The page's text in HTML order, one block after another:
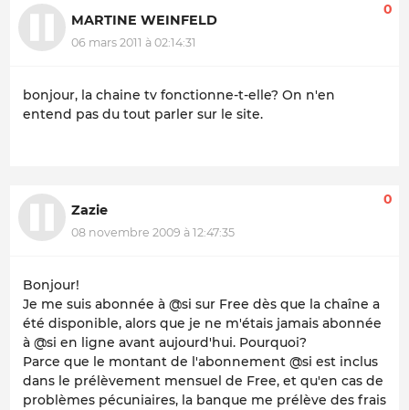
MARTINE WEINFELD
06 mars 2011 à 02:14:31
0
bonjour, la chaine tv fonctionne-t-elle? On n'en
entend pas du tout parler sur le site.
Zazie
08 novembre 2009 à 12:47:35
0
Bonjour!
Je me suis abonnée à @si sur Free dès que la chaîne a
été disponible, alors que je ne m'étais jamais abonnée
à @si en ligne avant aujourd'hui. Pourquoi?
Parce que le montant de l'abonnement @si est inclus
dans le prélèvement mensuel de Free, et qu'en cas de
problèmes pécuniaires, la banque me prélève des frais